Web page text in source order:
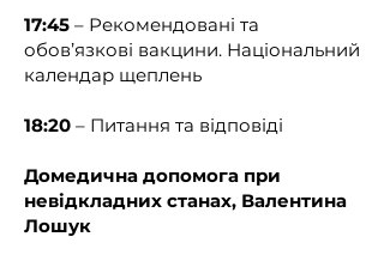
щеплень, а також набуття навичок
надання домедичної допомоги
при невідкладних станах:
у перший рік - на циклі
тематичного удосконалення на
базі закладів вищої
(післядипломної) освіти;
17:45 – Рекомендовані та
обов’язкові вакцини. Національний
календар щеплень
18:20 – Питання та відповіді
Домедична допомога при
невідкладних станах, Валентина
Лошук